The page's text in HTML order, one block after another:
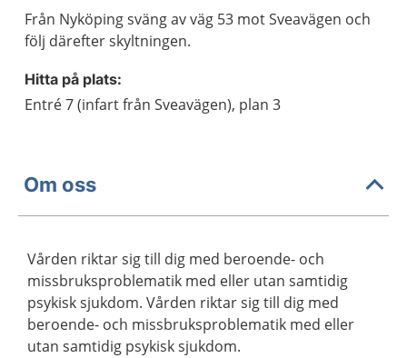
Från Nyköping sväng av väg 53 mot Sveavägen och
följ därefter skyltningen.
Hitta på plats:
Entré 7 (infart från Sveavägen), plan 3
Om oss
Vården riktar sig till dig med beroende- och
missbruksproblematik med eller utan samtidig
psykisk sjukdom. Vården riktar sig till dig med
beroende- och missbruksproblematik med eller
utan samtidig psykisk sjukdom.